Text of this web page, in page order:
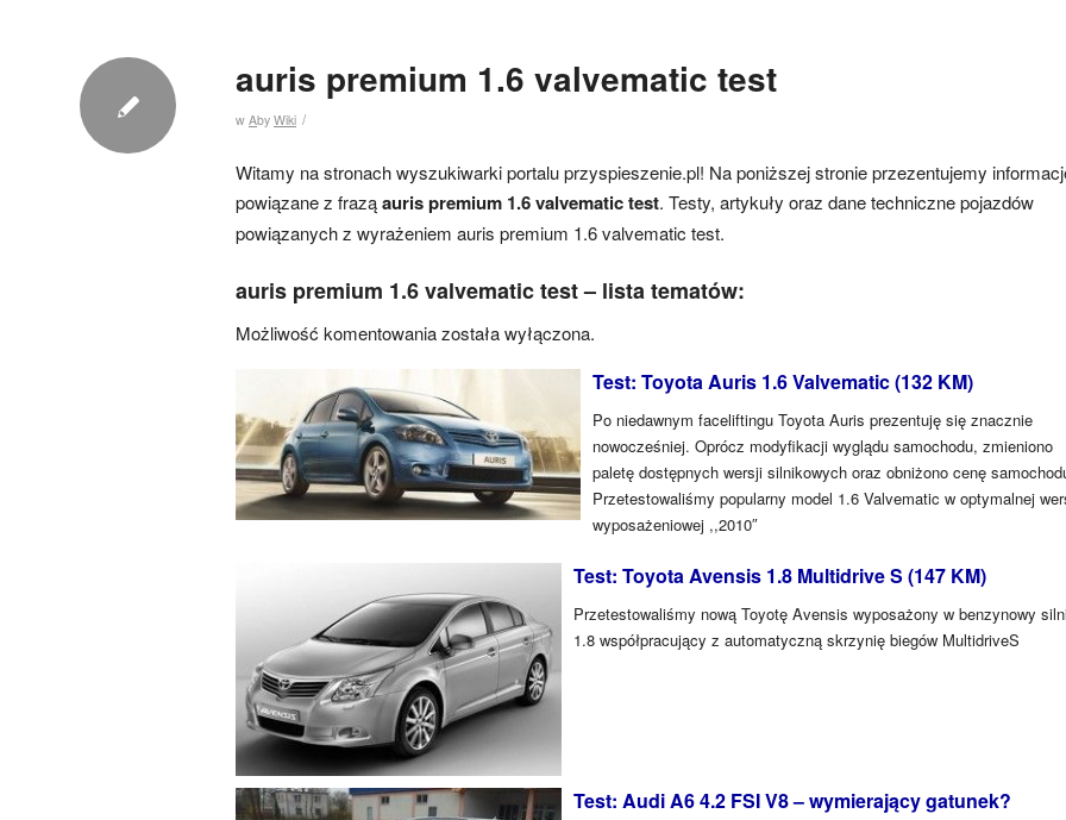
auris premium 1.6 valvematic test
w A /
by Wiki
Witamy na stronach wyszukiwarki portalu przyspieszenie.pl! Na poniższej stronie przezentujemy
powiązane z fraząauris premium 1.6 valvematic test. Testy, artykuły oraz dane techniczne pojazdów
powiązanych z wyrażeniem auris premium 1.6 valvematic test.
auris premium 1.6 valvematic test – lista tematów:
Możliwość komentowania została wyłączona.
Test: Toyota Auris 1.6 Valvematic (132 KM)
Po niedawnym faceliftingu Toyota Auris prezentuję się znacznie
nowocześniej. Oprócz modyfikacji wyglądu samochodu, zmieniono
paletę dostępnych wersji silnikowych oraz obniżono cenę
Przetestowaliśmy popularny model 1.6 Valvematic w optymalnej
wyposażeniowej ,,2010″
Test: Toyota Avensis 1.8 Multidrive S (147 KM)
Przetestowaliśmy nową Toyotę Avensis wyposażony w benzynowy
1.8 współpracujący z automatyczną skrzynię biegów MultidriveS
Test: Audi A6 4.2 FSI V8 – wymierający gatunek?